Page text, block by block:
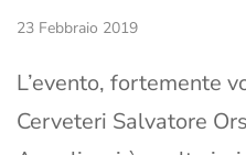
23 Febbraio 2019
L’evento, fortemente
Cerveteri Salvatore